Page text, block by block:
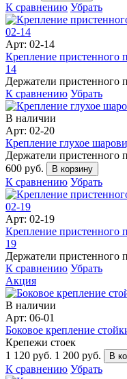
К сравнению Убрать
Арт: 02-14
Крепление пристенного
14
Держатели пристенного
К сравнению Убрать
В наличии
Арт: 02-20
Крепление глухое
Держатели пристенного
600 руб.
В корзину
К сравнению Убрать
Арт: 02-19
Крепление пристенного
19
Держатели пристенного
К сравнению Убрать
Акция
В наличии
Арт: 06-01
Боковое крепление
Крепежи стоек
1 120 руб. 1 200 руб. В
К сравнению Убрать